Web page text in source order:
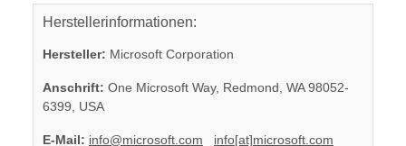
Herstellerinformationen:
Hersteller: Microsoft Corporation
Anschrift: One Microsoft Way, Redmond, WA 98052-
6399, USA
E-Mail: info@microsoft.com info[at]microsoft.com